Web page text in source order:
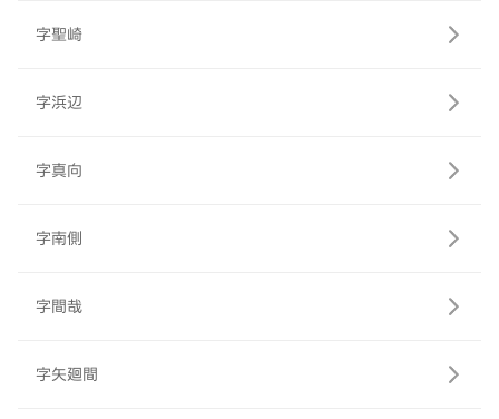
字聖崎
字浜辺
字真向
字南側
字間哉
字矢廻間